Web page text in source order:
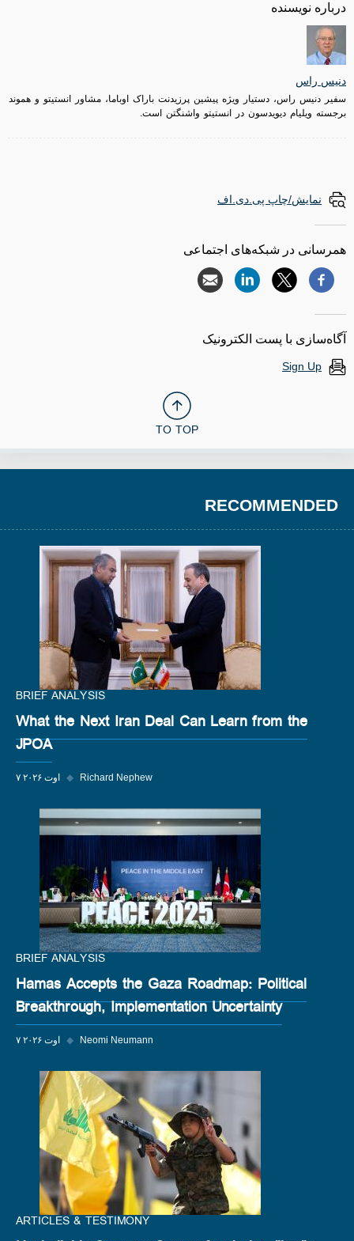
درباره نویسنده
دنیس راس
سفیر دنیس راس، دستیار ویژه پیشین پرزیدنت باراک اوباما، مشاور انستیتو و هموند
برجسته ویلیام دیویدسون در انستیتو واشنگتن است.
نمایش/چاپ پی.دی.اف
همرسانی در شبکه‌های اجتماعی
آگاه‌سازی با پست الکترونیک
Sign Up
TO TOP
RECOMMENDED
BRIEF ANALYSIS
What the Next Iran Deal Can Learn from the
JPOA
۷ اوت ۲۰۲۶ ◆ Richard Nephew
BRIEF ANALYSIS
Hamas Accepts the Gaza Roadmap: Political
Breakthrough, Implementation Uncertainty
۷ اوت ۲۰۲۶ ◆ Neomi Neumann
ARTICLES & TESTIMONY